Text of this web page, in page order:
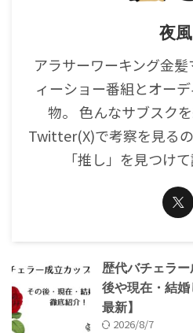
夜風
アラサーワーキング金
ィーショー番組とオー
物。 色んなサブスク
Twitter(X)で考察を見る
「推し」を見つけ
歴代バチェラ
後や現在・結
最新】
2026/8/7